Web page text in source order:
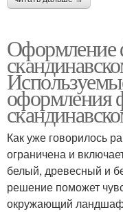
Оформление
оформления
Как уже говорилось
ограничена и
белый, древесный и
решение поможет
окружающий